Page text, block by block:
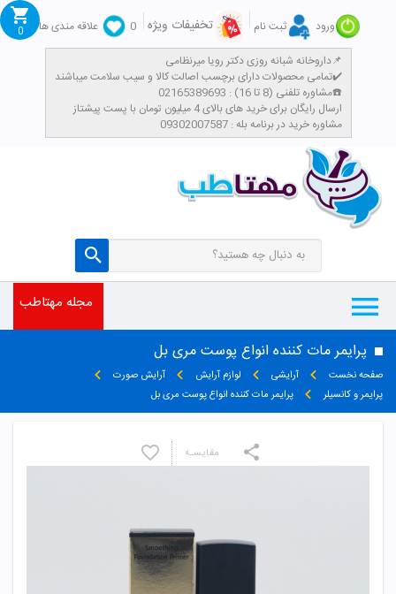
ورود ثبت نام تخفیفات ویژه 0
علاقه مندی ها
داروخانه شبانه روزی دکتر رویا میرنظامی📌
تمامی محصولات دارای برچسب اصالت کالا و سیب سلامت میباشند✔️
مشاوره تلفنی (8 تا 16) : 02165389693☎️
​ارسال رایگان برای خرید های بالای 4 میلیون تومان با پست پیشتاز
مشاوره خرید در برنامه بله : 09302007587
0
مجله مهتاطب
پرایمر مات کننده انواع پوست مری بل
صفحه نخست آرایشی لوازم آرایش
آرایش صورت
پرایمر و کانسیلر
پرایمر مات کننده انواع پوست مری بل
مقایسـه